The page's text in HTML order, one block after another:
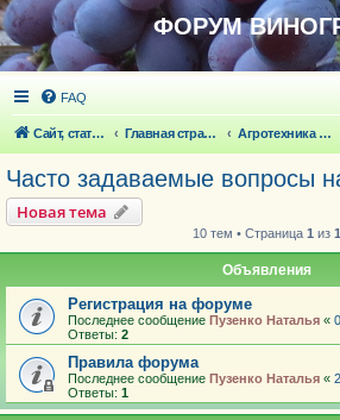
ФОРУМ
FAQ
Сайт, статьи Главная страница Агротехника выращивания винограда
Часто задаваемые вопросы
Новая тема
10 тем • Страница 1 из 1
Объявления
Регистрация на форуме
Последнее сообщение Пузенко Наталья «
Ответы: 2
Правила форума
Последнее сообщение Пузенко Наталья «
Ответы: 1